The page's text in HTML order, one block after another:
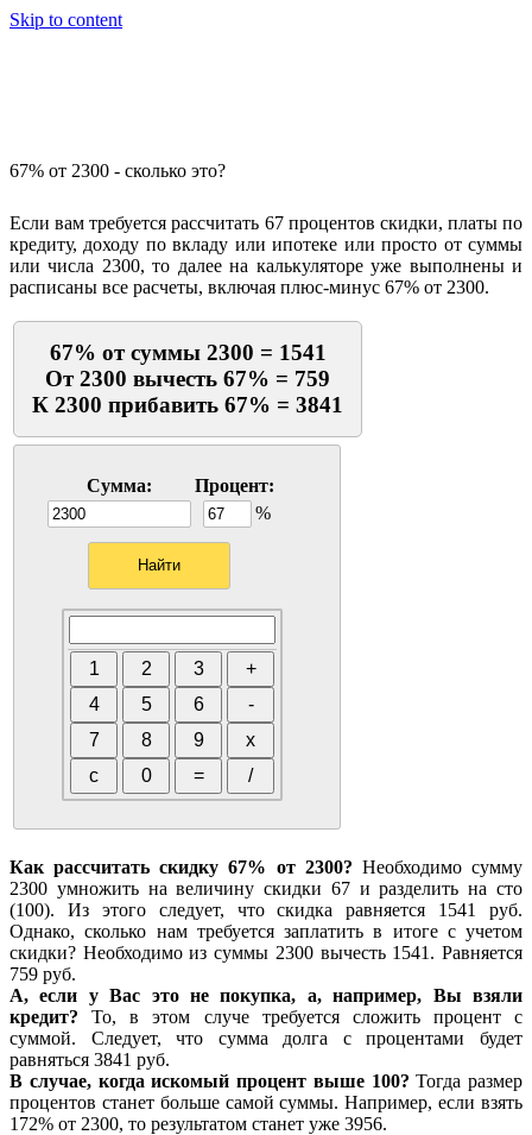
Skip to content
67% от 2300 - сколько это?
Если вам требуется рассчитать 67 процентов скидки, платы по
кредиту, доходу по вкладу или ипотеке или просто от суммы
или числа 2300, то далее на калькуляторе уже выполнены и
расписаны все расчеты, включая плюс-минус 67% от 2300.
67% от суммы 2300 = 1541
От 2300 вычесть 67% = 759
К 2300 прибавить 67% = 3841
Сумма:
Процент:
%
Как рассчитать скидку 67% от 2300? Необходимо сумму
2300 умножить на величину скидки 67 и разделить на сто
(100). Из этого следует, что скидка равняется 1541 руб.
Однако, сколько нам требуется заплатить в итоге с учетом
скидки? Необходимо из суммы 2300 вычесть 1541. Равняется
759 руб.
А, если у Вас это не покупка, а, например, Вы взяли
кредит? То, в этом случе требуется сложить процент с
суммой. Следует, что сумма долга с процентами будет
равняться 3841 руб.
В случае, когда искомый процент выше 100? Тогда размер
процентов станет больше самой суммы. Например, если взять
172% от 2300, то результатом станет уже 3956.